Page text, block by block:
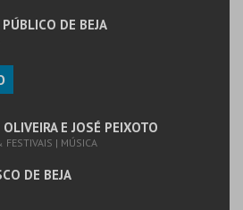
DE BEJA
E JOSÉ PEIXOTO
FESTIVAIS | MÚSICA
DE BEJA